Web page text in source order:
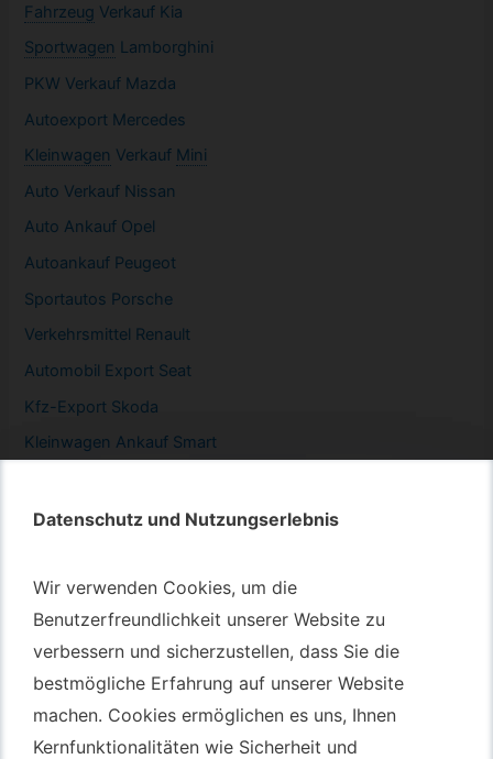
Datenschutz und Nutzungserlebnis
Wir verwenden Cookies, um die
Benutzerfreundlichkeit unserer Website zu
verbessern und sicherzustellen, dass Sie die
bestmögliche Erfahrung auf unserer Website
machen. Cookies ermöglichen es uns, Ihnen
Kernfunktionalitäten wie Sicherheit und
Datenschutz und Nutzungserlebnis
Wir verwenden Cookies, um die
Benutzerfreundlichkeit unserer Website zu
verbessern und sicherzustellen, dass Sie die
bestmögliche Erfahrung auf unserer Website
machen. Cookies ermöglichen es uns, Ihnen
Kernfunktionalitäten wie Sicherheit und
Fahrzeug Verkauf Kia
Sportwagen Lamborghini
PKW Verkauf Mazda
Autoexport Mercedes
Kleinwagen Verkauf Mini
Auto Verkauf Nissan
Auto Ankauf Opel
Autoankauf Peugeot
Sportautos Porsche
Verkehrsmittel Renault
Automobil Export Seat
Kfz-Export Skoda
Kleinwagen Ankauf Smart
Autotransport Bochum
Autotransport Düsseldorf
Autotransport Essen
Autoexport Gelsenkirchen